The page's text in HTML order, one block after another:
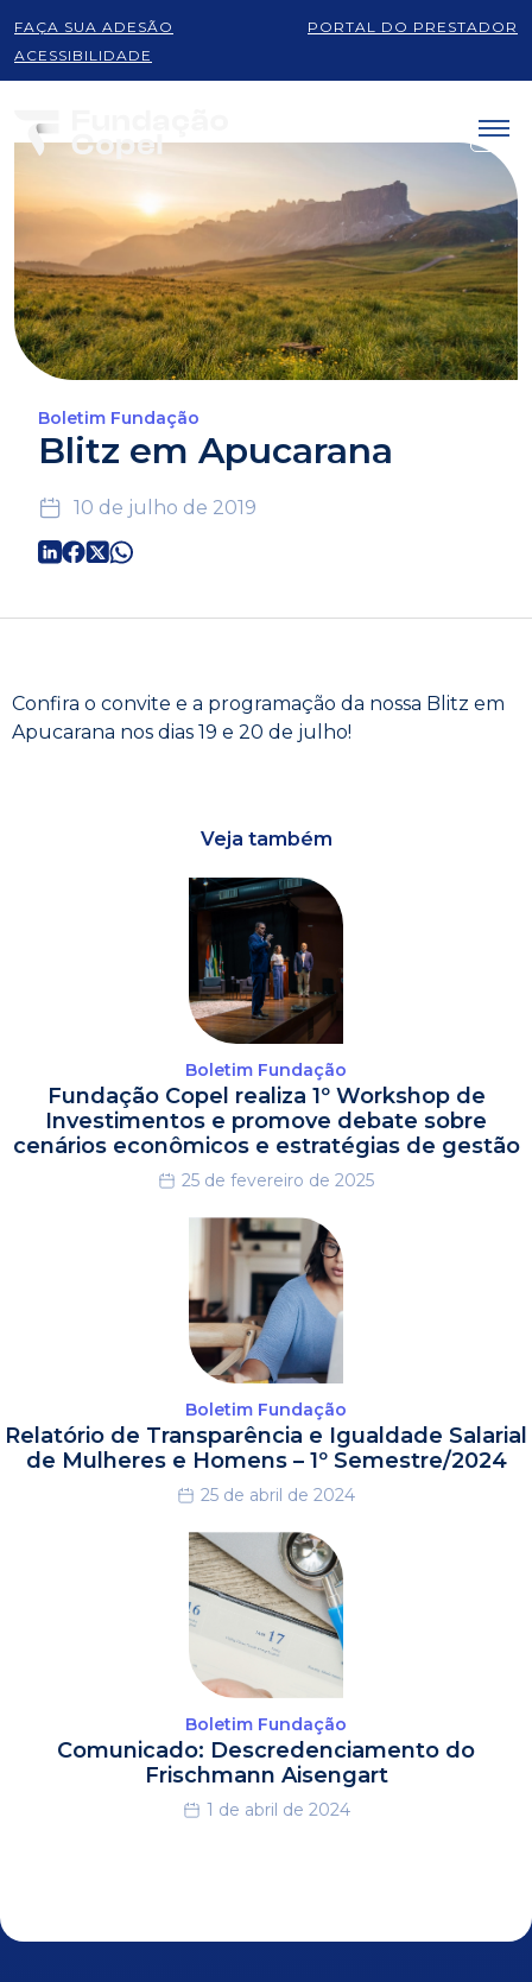
FAÇA SUA ADESÃO
PORTAL DO PRESTADOR
ACESSIBILIDADE
Boletim Fundação
Blitz em Apucarana
10 de julho de 2019
Confira o convite e a programação da nossa Blitz em
Apucarana nos dias 19 e 20 de julho!
Veja também
Boletim Fundação
Fundação Copel realiza 1º Workshop de
Investimentos e promove debate sobre
cenários econômicos e estratégias de gestão
25 de fevereiro de 2025
Boletim Fundação
Relatório de Transparência e Igualdade Salarial
de Mulheres e Homens – 1º Semestre/2024
25 de abril de 2024
Boletim Fundação
Comunicado: Descredenciamento do
Frischmann Aisengart
1 de abril de 2024